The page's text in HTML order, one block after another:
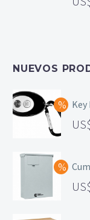
NUEVOS
Key